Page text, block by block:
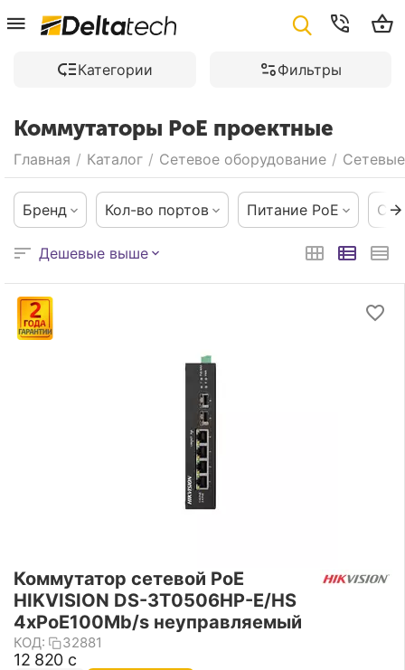
Категории Фильтры
Коммутаторы PoE проектные
Главная / Каталог / Сетевое оборудование /
Бренд Кол-во портов Питание PoE
Дешевые выше
Коммутатор сетевой PoE
HIKVISION DS-3T0506HP-E/HS
4xPoE100Mb/s неуправляемый
КОД: 32881
12 820 с